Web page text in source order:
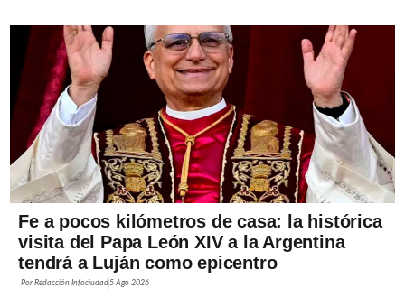
Fe a pocos kilómetros de casa: la histórica
visita del Papa León XIV a la Argentina
tendrá a Luján como epicentro
PorRedacción Infociudad 5 Ago 2026